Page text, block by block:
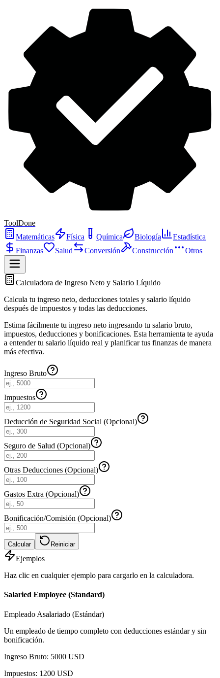
ToolDone
Matemáticas
Física Química Biología
Estadística
Finanzas
Salud Conversión Construcción Otros
Calculadora de Ingreso Neto y Salario Líquido
Calcula tu ingreso neto, deducciones totales y salario líquido
después de impuestos y todas las deducciones.
Estima fácilmente tu ingreso neto ingresando tu salario bruto,
impuestos, deducciones y bonificaciones. Esta herramienta te ayuda
a entender tu salario líquido real y planificar tus finanzas de manera
más efectiva.
Ingreso Bruto
Impuestos
Deducción de Seguridad Social (Opcional)
Seguro de Salud (Opcional)
Otras Deducciones (Opcional)
Gastos Extra (Opcional)
Bonificación/Comisión (Opcional)
Calcular Reiniciar
Ejemplos
Haz clic en cualquier ejemplo para cargarlo en la calculadora.
Salaried Employee (Standard)
Empleado Asalariado (Estándar)
Un empleado de tiempo completo con deducciones estándar y sin
bonificación.
Ingreso Bruto: 5000 USD
Impuestos: 1200 USD